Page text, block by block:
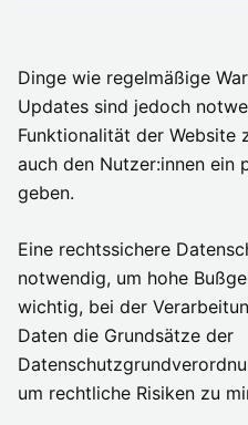
Dinge wie regelmäßige
Updates sind jedoch
Funktionalität der Website
auch den Nutzer:innen ein
geben.
Eine rechtssichere
notwendig, um hohe
wichtig, bei der
Daten die Grundsätze der
um rechtliche Risiken zu